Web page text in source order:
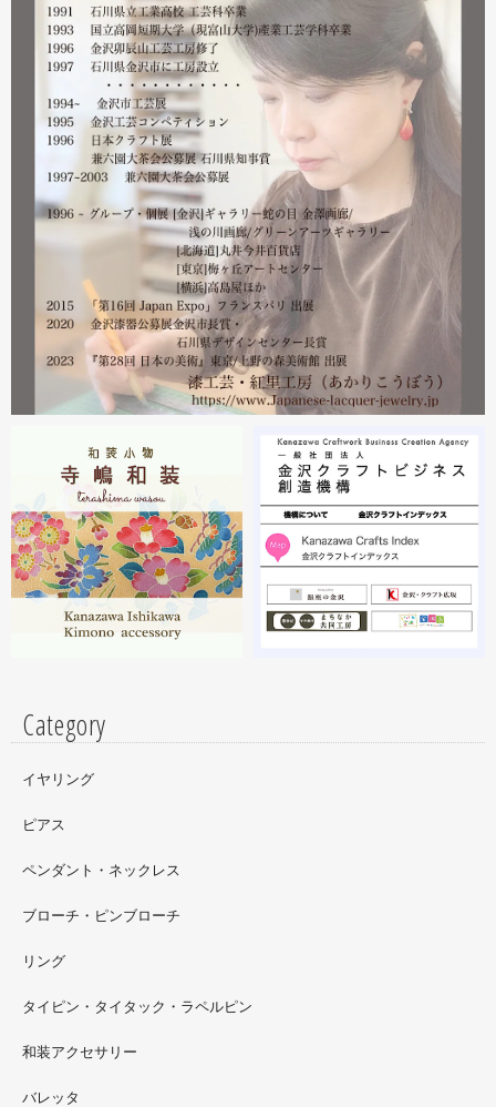
営業をしております。配送につきましても金沢から発送す
る分につきましては問題ありませんのでご安心ください。
皆様には多大なご心配をおかけしており心苦しいばかりで
はありますが、今後とも紅里工房をどうぞよろしくお願い
いたします。
漆工芸・紅里工房 寺嶋絵里子
2023.02
2月21日から27日まで 仙台三越で開催中の『第22回 金
沢・能登 美味と美技展』に出展しています。会場には作
者本人がおりますのでお近くの方はぜひ遊びにいらしてく
ださい。お待ちしております。
2月19日から23日まで 東京・上野の森美術館で開催中の
『第28回 日本の美術展』に出展しています。
2023.02
昨年初めからT-BASE銀座ギャラリーさんのご依頼で螺鈿
細工のソフビフィギュア装飾のお仕事させていただいてま
す。広面積への螺鈿細工や蒔絵となりますのでかなりの高
額品になりますがご好評のようで嬉しい限りです(^^)写真
はドラマに登場していたキャラクターです。
ただ今 東武百貨店船橋店に出展中です。9月20日まで4階
イベントスペースにいます。お近くの方はぜひお越しくだ
Category
イヤリング
ピアス
ペンダント・ネックレス
ブローチ・ピンブローチ
リング
タイピン・タイタック・ラペルピン
和装アクセサリー
バレッタ